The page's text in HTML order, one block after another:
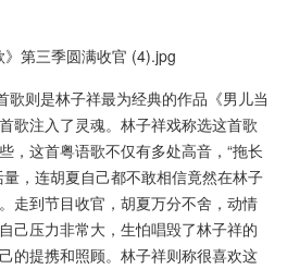
则是林子祥最为经典的作品《男儿当
歌注入了灵魂。林子祥戏称选这首歌
，这首粤语歌不仅有多处高音，“拖长
，连胡夏自己都不敢相信竟然在林子
走到节目收官，胡夏万分不舍，动情
己压力非常大，生怕唱毁了林子祥的
的提携和照顾。林子祥则称很喜欢这